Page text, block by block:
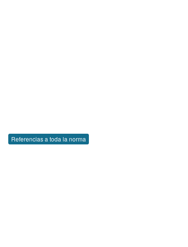
Referencias a toda la norma